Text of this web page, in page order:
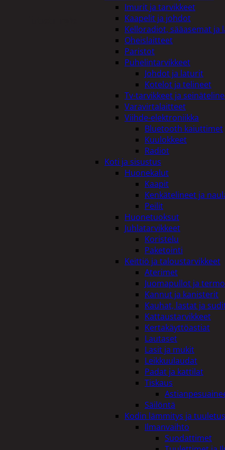
Imurit ja tarvikkeet
Kaapelit ja johdot
Kelloradiot, sääasemat
Oheislaitteet
Paristot
Puhelintarvikkeet
Johdot ja laturit
Kotelot ja telineet
Tv-tarvikkeet ja
Varavirtalaitteet
Viihde-elektroniikka
Bluetooth kaiuttimet
Kuulokkeet
Radiot
Koti ja sisustus
Huonekalut
Kaapit
Kenkätelineet ja
Peilit
Huonetuoksut
Juhlatarvikkeet
Koristelu
Paketointi
Keittiö ja taloustarvikkeet
Aterimet
Juomapullot ja
Kannut ja kanisterit
Kauhat, lastat ja
Kattaustarvikkeet
Kertakäyttöastiat
Lautaset
Lasit ja mukit
Leikkuulaudat
Padat ja kattilat
Tiskaus
Säilöntä
Kodin lämmitys ja tuuletus
Ilmanvaihto
Suodattimet